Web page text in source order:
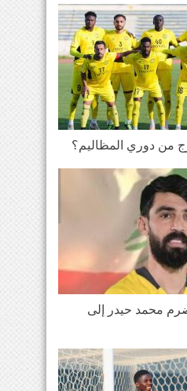
من دوري المظاليم؟
محمد حيدر إلى